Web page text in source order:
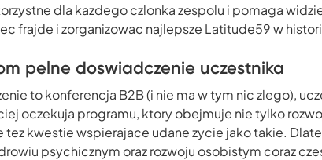
dla kazdego czlonka zespolu i pomaga
frajde i zorganizowac najlepsze Latitude59 w
pelne doswiadczenie uczestnika
to konferencja B2B (i nie ma w tym nic zlego),
oczekuja programu, ktory obejmuje nie tylko
tez kwestie wspierajace udane zycie jako takie.
psychicznym oraz rozwoju osobistym coraz